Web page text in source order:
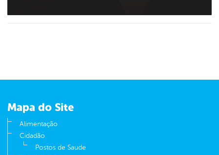
Mapa do Site
Alimentação
Cidadão
Postos de Saude